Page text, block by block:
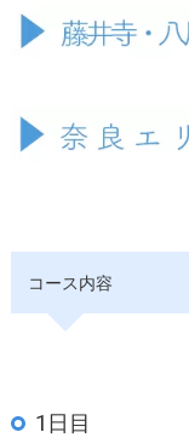
コース内容
1日目